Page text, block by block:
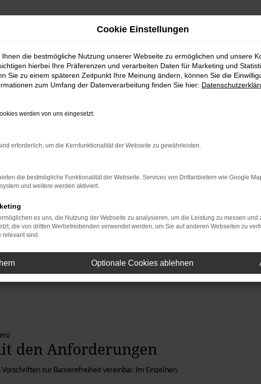
die Website in Einklang mit den einschlägigen Vorschriften zur
Menschen mit Behinderung (Behindertengleichstellungsgesetz Nordrhein-
www.reinhardtautomobile.de/.
Website aufgefallen oder haben Sie Anmerkungen sowie Fragen zum
den Anforderungen
zur Barrierefreiheit vereinbar. Im Einzelnen:
Cookie Einstellungen
die bestmögliche Nutzung unserer Webseite zu ermöglichen und unsere
hierbei Ihre Präferenzen und verarbeiten Daten für Marketing und
Sie zu einem späteren Zeitpunkt Ihre Meinung ändern, können Sie die
zum Umfang der Datenverarbeitung finden Sie hier:
werden von uns eingesetzt:
erforderlich, um die Kernfunktionalität der Webseite zu gewährleisten.
die bestmögliche Funktionalität der Webseite. Services von Drittanbietern wie Google
und weitere werden aktiviert.
es uns, die Nutzung der Webseite zu analysieren, um die Leistung zu messen und
die von dritten Werbetreibenden verwendet werden, um Sie auf anderen Webseiten zu
relevant sind.
Optionale Cookies ablehnen